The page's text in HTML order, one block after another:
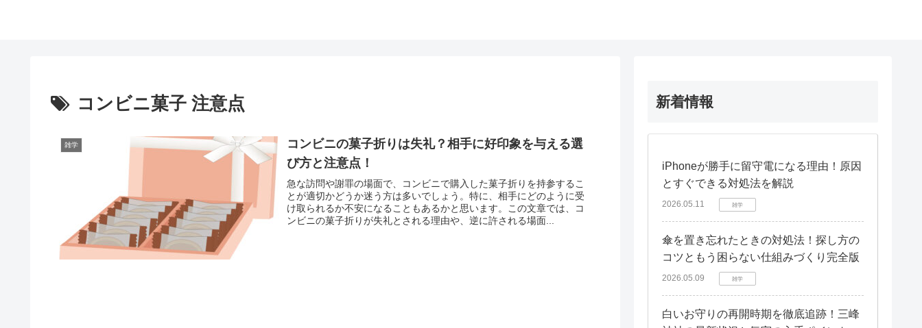
コンビニ菓子 注意点
雑学
コンビニの菓子折りは失礼？相手に好印象を与える選
び方と注意点！
急な訪問や謝罪の場面で、コンビニで購入した菓子折りを持参するこ
とが適切かどうか迷う方は多いでしょう。特に、相手にどのように受
け取られるか不安になることもあるかと思います。この文章では、コ
ンビニの菓子折りが失礼とされる理由や、逆に許される場面...
新着情報
iPhoneが勝手に留守電になる理由！原因
とすぐできる対処法を解説
2026.05.11 雑学
傘を置き忘れたときの対処法！探し方の
コツともう困らない仕組みづくり完全版
2026.05.09 雑学
白いお守りの再開時期を徹底追跡！三峰